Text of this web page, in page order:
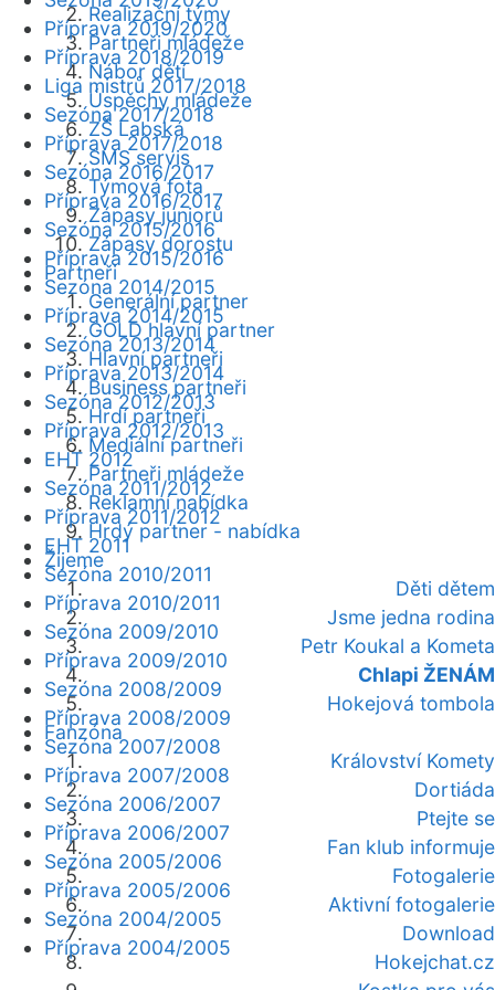
Realizační týmy
Partneři mládeže
Nábor dětí
Úspěchy mládeže
ZŠ Labská
SMS servis
Týmová fota
Zápasy juniorů
Zápasy dorostu
Partneři
Generální partner
GOLD hlavní partner
Hlavní partneři
Business partneři
Hrdí partneři
Mediální partneři
Partneři mládeže
Reklamní nabídka
Hrdý partner - nabídka
Žijeme
Děti dětem
Jsme jedna rodina
Petr Koukal a Kometa
Chlapi ŽENÁM
Hokejová tombola
Fanzóna
Království Komety
Dortiáda
Ptejte se
Fan klub informuje
Fotogalerie
Aktivní fotogalerie
Download
Hokejchat.cz
Příprava 2019/2020
Příprava 2018/2019
Liga mistrů 2017/2018
Sezóna 2017/2018
Příprava 2017/2018
Sezóna 2016/2017
Příprava 2016/2017
Sezóna 2015/2016
Příprava 2015/2016
Sezóna 2014/2015
Příprava 2014/2015
Sezóna 2013/2014
Příprava 2013/2014
Sezóna 2012/2013
Příprava 2012/2013
EHT 2012
Sezóna 2011/2012
Příprava 2011/2012
EHT 2011
Sezóna 2010/2011
Příprava 2010/2011
Sezóna 2009/2010
Příprava 2009/2010
Sezóna 2008/2009
Příprava 2008/2009
Sezóna 2007/2008
Příprava 2007/2008
Sezóna 2006/2007
Příprava 2006/2007
Sezóna 2005/2006
Příprava 2005/2006
Sezóna 2004/2005
Příprava 2004/2005